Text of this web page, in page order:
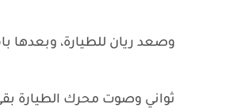
وصعد ريان للطيارة، وبعدها
ثواني وصوت محرك الطيارة